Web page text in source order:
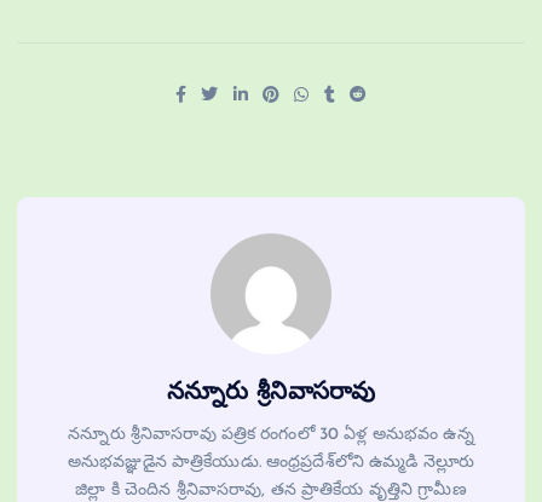
నన్నూరు శ్రీనివాసరావు
నన్నూరు శ్రీనివాసరావు పత్రిక రంగంలో 30 ఏళ్ల అనుభవం ఉన్న
అనుభవజ్ఞుడైన పాత్రికేయుడు. ఆంధ్రప్రదేశ్‌లోని ఉమ్మడి నెల్లూరు
జిల్లా కి చెందిన శ్రీనివాసరావు, తన ప్రాతికేయ వృత్తిని గ్రామీణ